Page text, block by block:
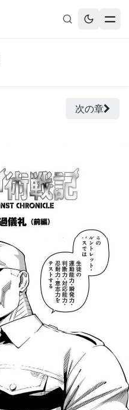
次の章